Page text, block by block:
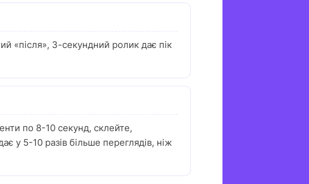
«після», 3-секундний ролик дає пік
по 8-10 секунд, склейте,
у 5-10 разів більше переглядів, ніж